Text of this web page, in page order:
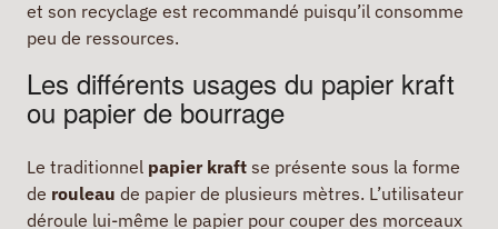
et son recyclage est recommandé puisqu’il consomme
peu de ressources.
Les différents usages du papier kraft
ou papier de bourrage
Le traditionnel papier kraft se présente sous la forme
de rouleau de papier de plusieurs mètres. L’utilisateur
déroule lui-même le papier pour couper des morceaux